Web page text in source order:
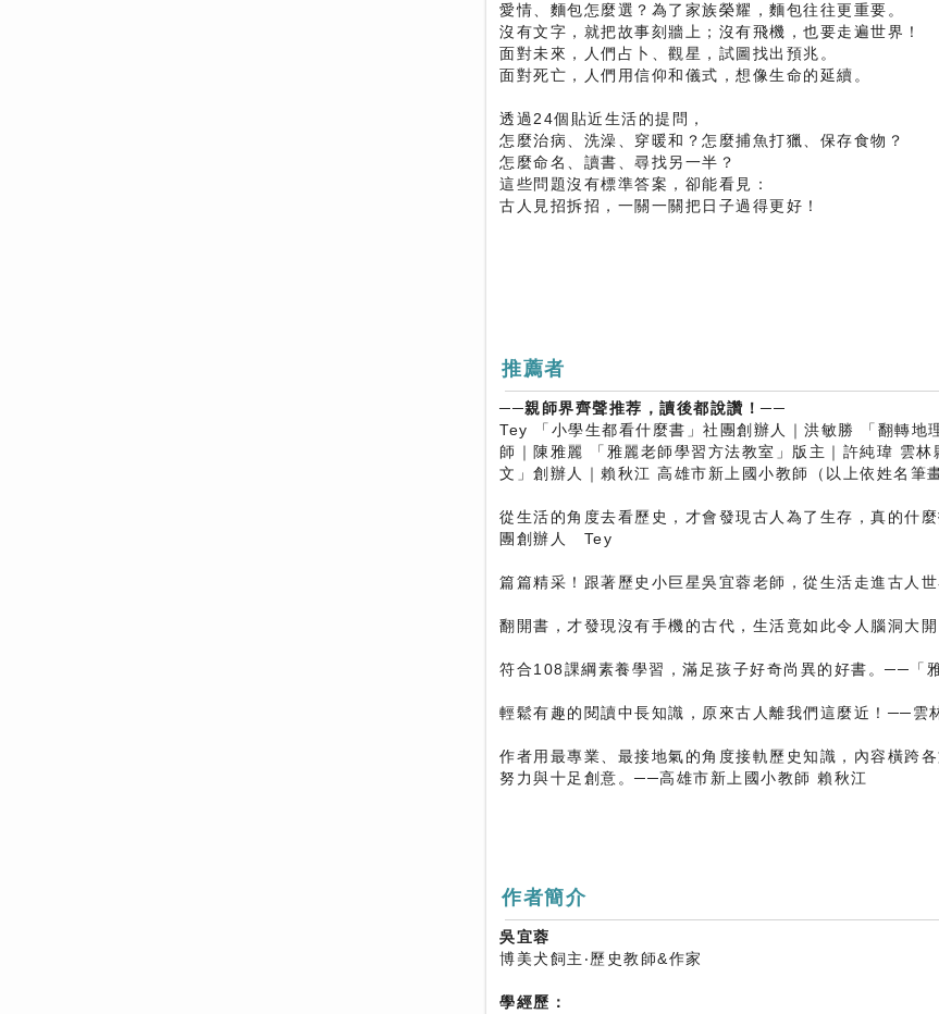
愛情、麵包怎麼選？為了家族榮耀，麵包往往更重要。
沒有文字，就把故事刻牆上；沒有飛機，也要走遍世界！
面對未來，人們占卜、觀星，試圖找出預兆。
面對死亡，人們用信仰和儀式，想像生命的延續。
透過24個貼近生活的提問，
怎麼治病、洗澡、穿暖和？怎麼捕魚打獵、保存食物？
怎麼命名、讀書、尋找另一半？
這些問題沒有標準答案，卻能看見：
古人見招拆招，一關一關把日子過得更好！
推薦者
──親師界齊聲推荐，讀後都說讚！──
Tey 「小學生都看什麼書」社團創辦人｜洪敏勝 「翻轉地
師｜陳雅麗 「雅麗老師學習方法教室」版主｜許純瑋 雲
文」創辦人｜賴秋江 高雄市新上國小教師（以上依姓名筆
從生活的角度去看歷史，才會發現古人為了生存，真的什
團創辦人 Tey
篇篇精采！跟著歷史小巨星吳宜蓉老師，從生活走進古
翻開書，才發現沒有手機的古代，生活竟如此令人腦洞
符合108課綱素養學習，滿足孩子好奇尚異的好書。──
輕鬆有趣的閱讀中長知識，原來古人離我們這麼近！──
作者用最專業、最接地氣的角度接軌歷史知識，內容橫跨
努力與十足創意。──高雄市新上國小教師 賴秋江
作者簡介
吳宜蓉
博美犬飼主‧歷史教師&作家
學經歷：